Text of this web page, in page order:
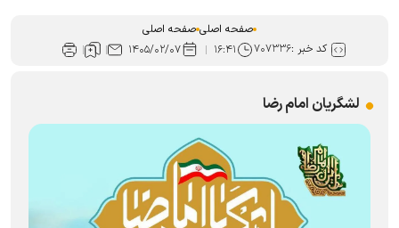
صفحه اصلی صفحه اصلی
کد خبر :۷۰۷۳۳۶ ۱۶:۴۱ ۱۴۰۵/۰۲/۰۷
لشگریان امام رضا